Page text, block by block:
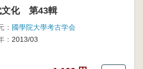
文化 第43輯
： 國學院大學考古学会
： 2013/03